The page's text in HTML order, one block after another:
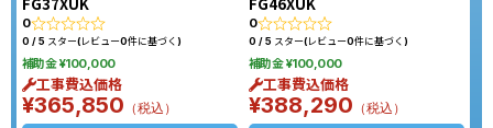
FG37XUK
0
0 / 5 スター(レビュー0件に基づく)
補助金 ¥100,000
工事費込価格
¥365,850 （税込）
FG46XUK
0
0 / 5 スター(レビュー0件に基づく)
補助金 ¥100,000
工事費込価格
¥388,290 （税込）